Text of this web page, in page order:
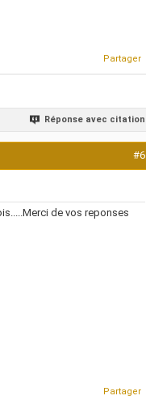
Partager
Réponse avec citation
#6
de vos reponses
Partager